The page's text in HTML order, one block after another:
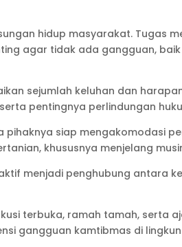
hidup masyarakat. Tugas
agar tidak ada gangguan,
sejumlah keluhan dan
pentingnya perlindungan
siap mengakomodasi
khususnya menjelang
menjadi penghubung antara
terbuka, ramah tamah, serta
gangguan kamtibmas di